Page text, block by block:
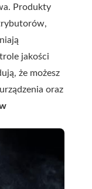
Produkty
jakości
że możesz
oraz